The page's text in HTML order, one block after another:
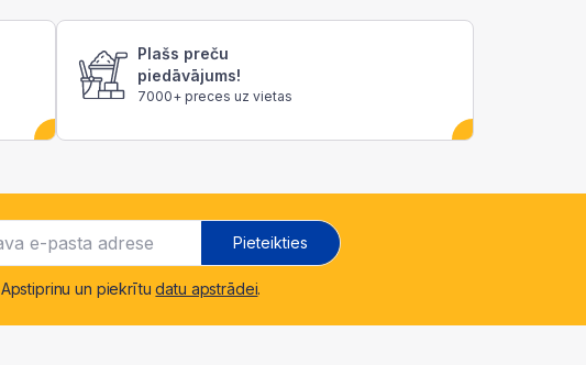
Plašs preču
piedāvājums!
7000+ preces uz vietas
Pieteikties
Apstiprinu un piekrītudatu apstrādei.